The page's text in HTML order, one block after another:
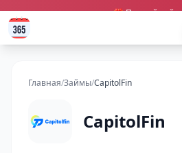
🎁 Первый займ
Главная/Займы/CapitolFin
CapitolFin